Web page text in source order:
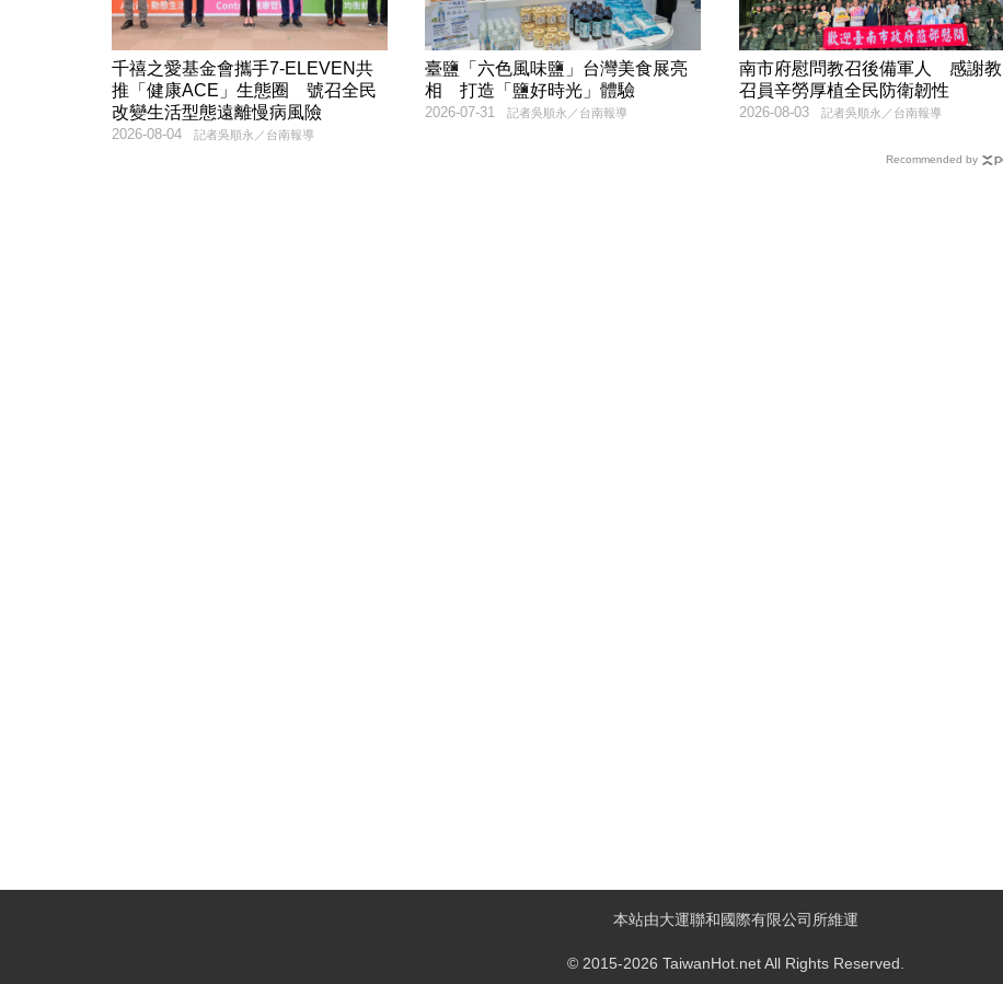
千禧之愛基金會攜手7-ELEVEN共
推「健康ACE」生態圈 號召全民
改變生活型態遠離慢病風險
記者吳順永／台南報導
2026-08-04
臺鹽「六色風味鹽」台灣美食展亮
相 打造「鹽好時光」體驗
記者吳順永／台南報導
2026-07-31
南市府慰問教召後備軍人 感謝教
召員辛勞厚植全民防衛韌性
記者吳順永／台南報導
2026-08-03
Recommended by
本站由大運聯和國際有限公司所維運
© 2015-2026 TaiwanHot.net All Rights Reserved.